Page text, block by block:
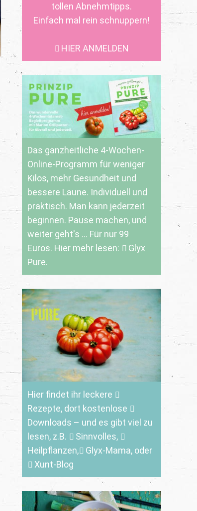
tollen Abnehmtipps.
Einfach mal rein schnuppern!
HIER ANMELDEN
Das ganzheitliche 4-Wochen-
Online-Programm für weniger
Kilos, mehr Gesundheit und
bessere Laune. Individuell und
praktisch. Man kann jederzeit
beginnen. Pause machen, und
weiter geht's ... Für nur 99
Euros. Hier mehr lesen:
Glyx
Pure.
Hier findet ihr leckere
Rezepte, dort kostenlose
Downloads – und es gibt viel zu
lesen, z.B.
Sinnvolles,
Heilpflanzen,
Glyx-Mama, oder
Xunt-Blog